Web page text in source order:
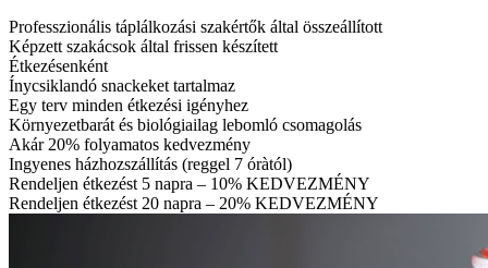
Professzionális táplálkozási szakértők által összeállított
Képzett szakácsok által frissen készített
Étkezésenként
Ínycsiklandó snackeket tartalmaz
Egy terv minden étkezési igényhez
Környezetbarát és biológiailag lebomló csomagolás
Akár 20% folyamatos kedvezmény
Ingyenes házhozszállítás (reggel 7 óràtól)
Rendeljen étkezést 5 napra – 10% KEDVEZMÉNY
Rendeljen étkezést 20 napra – 20% KEDVEZMÉNY